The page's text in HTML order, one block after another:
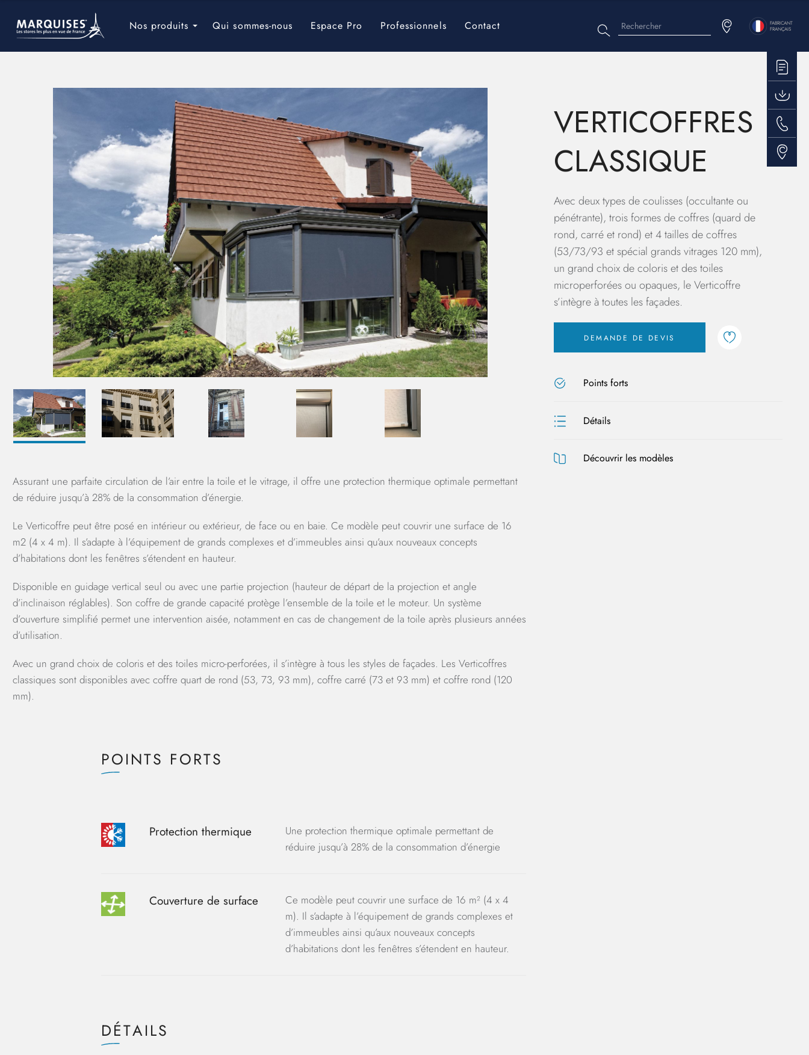
principale
Nos produits Qui sommes-nous Espace Pro Professionnels Contact Rechercher
Menu
FABRICANT
FRANÇAIS
VERTICOFFRES
CLASSIQUE
Avec deux types de coulisses (occultante ou
pénétrante), trois formes de coffres (quard de
rond, carré et rond) et 4 tailles de coffres
(53/73/93 et spécial grands vitrages 120 mm),
un grand choix de coloris et des toiles
microperforées ou opaques, le Verticoffre
s’intègre à toutes les façades.
DEMANDE DE DEVIS
Points forts
Détails
Découvrir les modèles
Assurant une parfaite circulation de l’air entre la toile et le vitrage, il offre une protection thermique optimale permettant
de réduire jusqu’à 28% de la consommation d’énergie.
Le Verticoffre peut être posé en intérieur ou extérieur, de face ou en baie. Ce modèle peut couvrir une surface de 16
m2 (4 x 4 m). Il s’adapte à l’équipement de grands complexes et d’immeubles ainsi qu’aux nouveaux concepts
d’habitations dont les fenêtres s’étendent en hauteur.
Disponible en guidage vertical seul ou avec une partie projection (hauteur de départ de la projection et angle
d’inclinaison réglables). Son coffre de grande capacité protège l’ensemble de la toile et le moteur. Un système
d’ouverture simplifié permet une intervention aisée, notamment en cas de changement de la toile après plusieurs années
d’utilisation.
Avec un grand choix de coloris et des toiles micro-perforées, il s’intègre à tous les styles de façades. Les Verticoffres
classiques sont disponibles avec coffre quart de rond (53, 73, 93 mm), coffre carré (73 et 93 mm) et coffre rond (120
mm).
POINTS FORTS
Protection thermique
Une protection thermique optimale permettant de
réduire jusqu’à 28% de la consommation d’énergie
Couverture de surface
Ce modèle peut couvrir une surface de 16 m² (4 x 4
m). Il s’adapte à l’équipement de grands complexes et
d’immeubles ainsi qu’aux nouveaux concepts
d’habitations dont les fenêtres s’étendent en hauteur.
DÉTAILS